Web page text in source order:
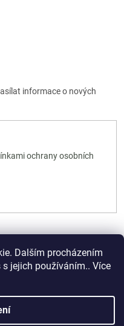
Dalším procházením
jejich používáním.. Více
informace o nových
ochrany osobních